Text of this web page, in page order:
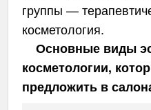
группы —
косметология.
Основные виды
косметологии,
предложить в